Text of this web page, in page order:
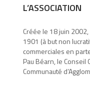
L’ASSOCIATION
Créée le 18 juin
1901 (à but non
commerciales en
Pau Béarn, le
Communauté